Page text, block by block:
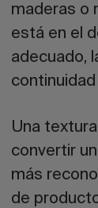
maderas o
está en el
adecuado,
Una
convertir
más
de